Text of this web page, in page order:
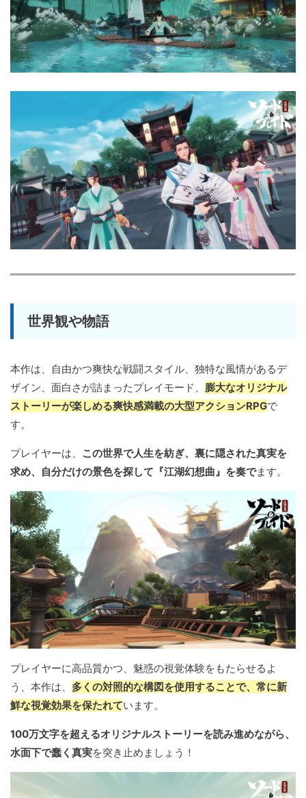
世界観や物語
本作は、自由かつ爽快な戦闘スタイル、独特な風情があるデ
ザイン、面白さが詰まったプレイモード、 膨大なオリジナル
ストーリーが楽しめる爽快感満載の大型アクションRPGで
す。
プレイヤーは、 この世界で人生を紡ぎ、裏に隠された真実を
求め、自分だけの景色を探して『江湖幻想曲』を奏でます。
プレイヤーに高品質かつ、魅惑の視覚体験をもたらせるよ
う、本作は、 多くの対照的な構図を使用することで、常に新
鮮な視覚効果を保たれています。
100万文字を超えるオリジナルストーリーを読み進めながら、
水面下で蠢く真実を突き止めましょう！